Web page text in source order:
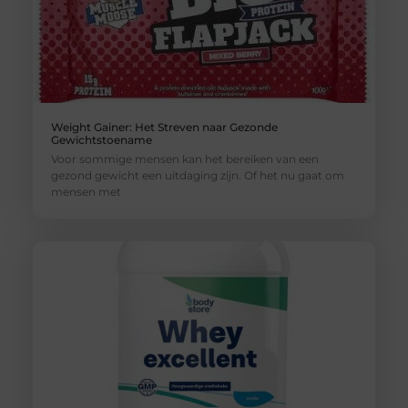
Weight Gainer: Het Streven naar Gezonde
Gewichtstoename
Voor sommige mensen kan het bereiken van een
gezond gewicht een uitdaging zijn. Of het nu gaat om
mensen met